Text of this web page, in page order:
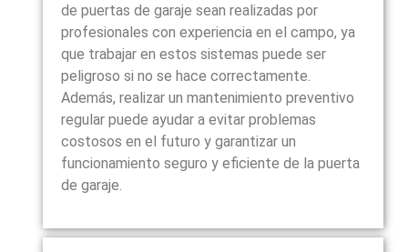
de puertas de garaje sean realizadas por
profesionales con experiencia en el campo, ya
que trabajar en estos sistemas puede ser
peligroso si no se hace correctamente.
Además, realizar un mantenimiento preventivo
regular puede ayudar a evitar problemas
costosos en el futuro y garantizar un
funcionamiento seguro y eficiente de la puerta
de garaje.